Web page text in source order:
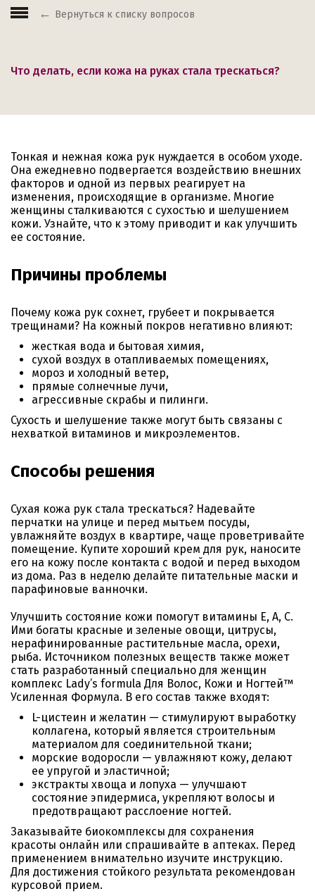
Вернуться к списку вопросов
Что делать, если кожа на руках стала трескаться?
Тонкая и нежная кожа рук нуждается в особом уходе.
Она ежедневно подвергается воздействию внешних
факторов и одной из первых реагирует на
изменения, происходящие в организме. Многие
женщины сталкиваются с сухостью и шелушением
кожи. Узнайте, что к этому приводит и как улучшить
ее состояние.
Причины проблемы
Почему кожа рук сохнет, грубеет и покрывается
трещинами? На кожный покров негативно влияют:
жесткая вода и бытовая химия,
сухой воздух в отапливаемых помещениях,
мороз и холодный ветер,
прямые солнечные лучи,
агрессивные скрабы и пилинги.
Сухость и шелушение также могут быть связаны с
нехваткой витаминов и микроэлементов.
Способы решения
Сухая кожа рук стала трескаться? Надевайте
перчатки на улице и перед мытьем посуды,
увлажняйте воздух в квартире, чаще проветривайте
помещение. Купите хороший крем для рук, наносите
его на кожу после контакта с водой и перед выходом
из дома. Раз в неделю делайте питательные маски и
парафиновые ванночки.
Улучшить состояние кожи помогут витамины E, A, C.
Ими богаты красные и зеленые овощи, цитрусы,
нерафинированные растительные масла, орехи,
рыба. Источником полезных веществ также может
стать разработанный специально для женщин
комплекс Lady’s formula Для Волос, Кожи и Ногтей™
Усиленная Формула. В его состав также входят:
L-цистеин и желатин — стимулируют выработку
коллагена, который является строительным
материалом для соединительной ткани;
морские водоросли — увлажняют кожу, делают
ее упругой и эластичной;
экстракты хвоща и лопуха — улучшают
состояние эпидермиса, укрепляют волосы и
предотвращают расслоение ногтей.
Заказывайте биокомплексы для сохранения
красоты онлайн или спрашивайте в аптеках. Перед
применением внимательно изучите инструкцию.
Для достижения стойкого результата рекомендован
курсовой прием.